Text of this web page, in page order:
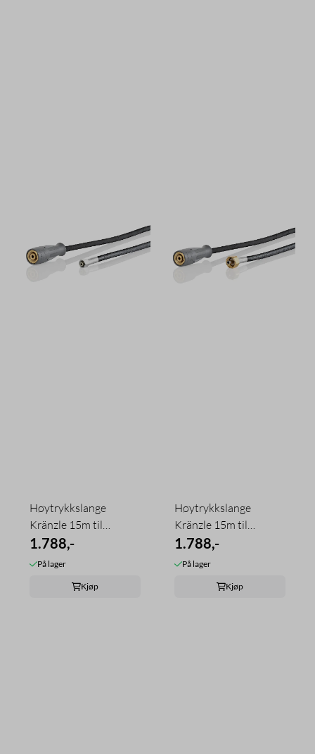
Høytrykkslange
Kränzle 15m til
trommel 40170
1.788,-
På lager
Kjøp
Høytrykkslange
Kränzle 15m til
trommel 48015
1.788,-
På lager
Kjøp